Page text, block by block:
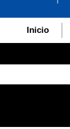
Inicio